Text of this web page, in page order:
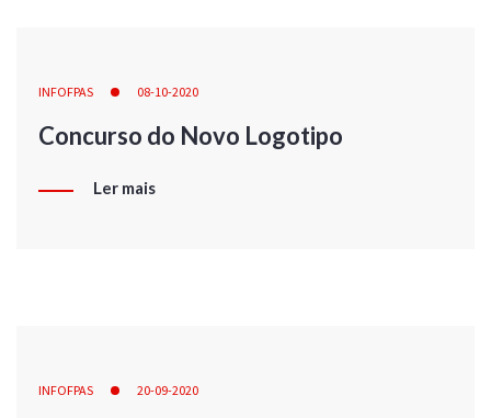
INFOFPAS 08-10-2020
Concurso do Novo Logotipo
Ler mais
INFOFPAS 20-09-2020